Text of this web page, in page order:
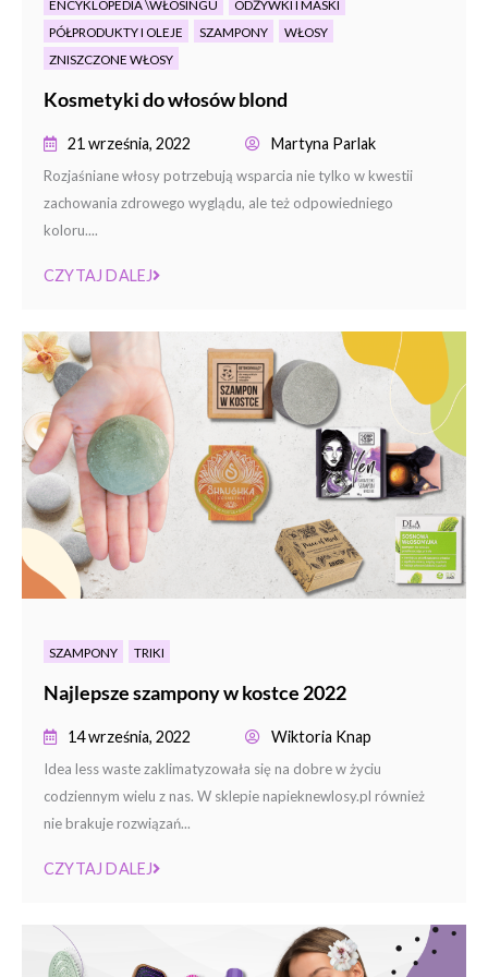
ENCYKLOPEDIA \WŁOSINGU
ODŻYWKI I MASKI
PÓŁPRODUKTY I OLEJE
SZAMPONY
WŁOSY
ZNISZCZONE WŁOSY
Kosmetyki do włosów blond
21 września, 2022 Martyna Parlak
Rozjaśniane włosy potrzebują wsparcia nie tylko w kwestii
zachowania zdrowego wyglądu, ale też odpowiedniego
koloru....
CZYTAJ DALEJ
SZAMPONY TRIKI
Najlepsze szampony w kostce 2022
14 września, 2022 Wiktoria Knap
Idea less waste zaklimatyzowała się na dobre w życiu
codziennym wielu z nas. W sklepie napieknewlosy.pl również
nie brakuje rozwiązań...
CZYTAJ DALEJ